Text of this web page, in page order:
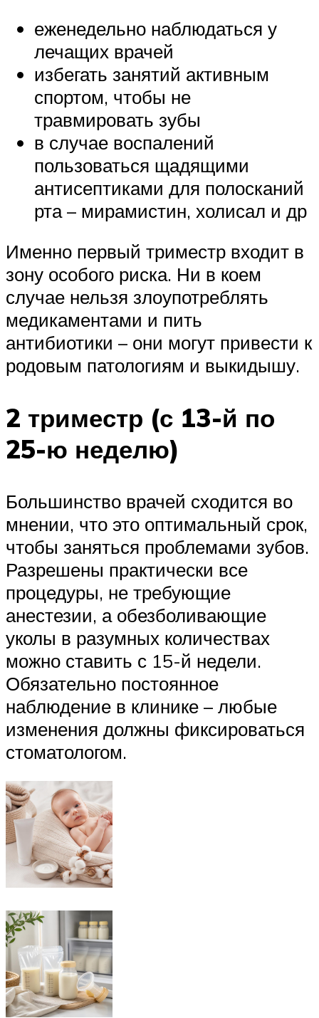
еженедельно наблюдаться у
лечащих врачей
избегать занятий активным
спортом, чтобы не
травмировать зубы
в случае воспалений
пользоваться щадящими
антисептиками для полосканий
рта – мирамистин, холисал и др
Именно первый триместр входит в
зону особого риска. Ни в коем
случае нельзя злоупотреблять
медикаментами и пить
антибиотики – они могут привести к
родовым патологиям и выкидышу.
2 триместр (с 13-й по
25-ю неделю)
Большинство врачей сходится во
мнении, что это оптимальный срок,
чтобы заняться проблемами зубов.
Разрешены практически все
процедуры, не требующие
анестезии, а обезболивающие
уколы в разумных количествах
можно ставить с 15-й недели.
Обязательно постоянное
наблюдение в клинике – любые
изменения должны фиксироваться
стоматологом.